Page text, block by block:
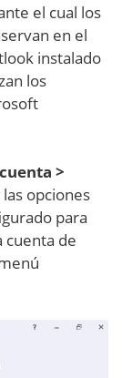
el cual los
en el
instalado
los
>
opciones
para
cuenta de